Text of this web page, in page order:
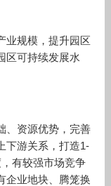
业规模，提升园区
区可持续发展水
、资源优势，完善
下游关系，打造1-
有较强市场竞争
企业地块、腾笼换